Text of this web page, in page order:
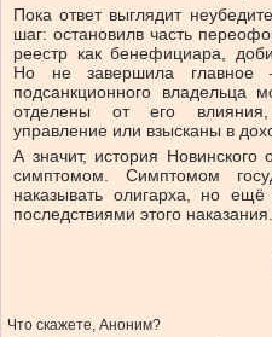
Пока ответ выглядит
шаг: остановилв часть
реестр как бенефициара,
Но не завершила главное
подсанкционного владельца
отделены от его
управление или взысканы в
А значит, история
симптомом. Симптомом
наказывать олигарха, но
последствиями этого наказания.
Что скажете, Аноним?